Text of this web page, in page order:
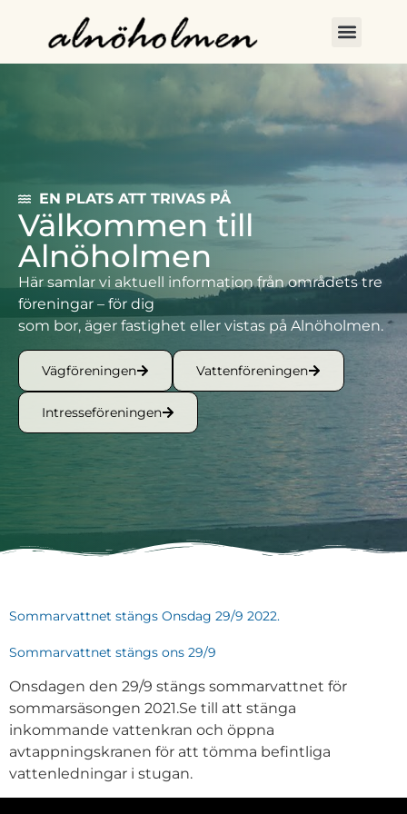
EN PLATS ATT TRIVAS PÅ
Välkommen till
Alnöholmen
Här samlar vi aktuell information från områdets tre
föreningar – för dig
som bor, äger fastighet eller vistas på Alnöholmen.
Vägföreningen Vattenföreningen
Intresseföreningen
Sommarvattnet stängs Onsdag 29/9 2022.
Sommarvattnet stängs ons 29/9
Onsdagen den 29/9 stängs sommarvattnet för
sommarsäsongen 2021.Se till att stänga
inkommande vattenkran och öppna
avtappningskranen för att tömma befintliga
vattenledningar i stugan.